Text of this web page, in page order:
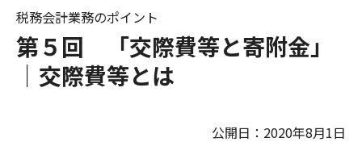
第５回 「交際費等と寄附金」
｜交際費等とは
税務会計業務のポイント
公開日：2020年8月1日